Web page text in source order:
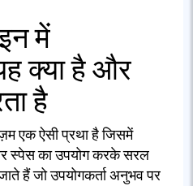
में
क्या है और
है
एक ऐसी प्रथा है जिसमें
स्पेस का उपयोग करके सरल
हैं जो उपयोगकर्ता अनुभव पर